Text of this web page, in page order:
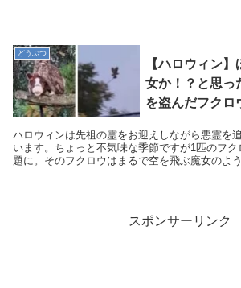
どうぶつ
【ハロウィン
女か！？と思っ
を盗んだフクロ
ハロウィンは先祖の霊をお迎えしながら悪霊を
います。ちょっと不気味な季節ですが1匹のフ
題に。そのフクロウはまるで空を飛ぶ魔女のよ
スポンサーリンク